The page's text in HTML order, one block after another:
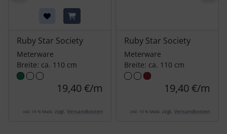
Ruby Star Society
Meterware
Breite: ca. 110 cm
19,40 €/m
inkl. 19 % MwSt. zzgl. Versandkosten
Ruby Star Society
Meterware
Breite: ca. 110 cm
19,40 €/m
inkl. 19 % MwSt. zzgl. Versandkosten